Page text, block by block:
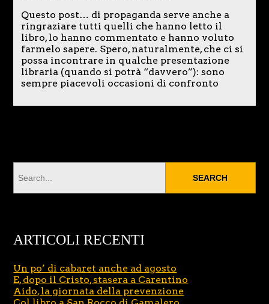
Questo post… di propaganda serve anche a
ringraziare tutti quelli che hanno letto il
libro, lo hanno commentato e hanno voluto
farmelo sapere. Spero, naturalmente, che ci si
possa incontrare in qualche presentazione
libraria (quando si potrà “davvero”): sono
sempre piacevoli occasioni di confronto
ARTICOLI RECENTI
Un po’ di cabaret anche ad agosto
E, dopo il Cristo, stasera a Carentino
Aido, la giornata della prevenzione